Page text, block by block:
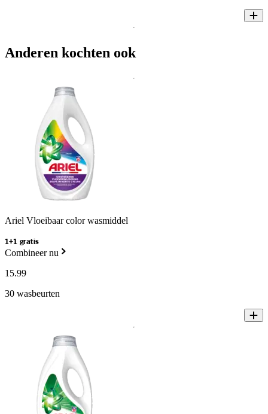
Anderen kochten ook
Ariel Vloeibaar color wasmiddel
1+1 gratis
Combineer nu
15.99
30 wasbeurten